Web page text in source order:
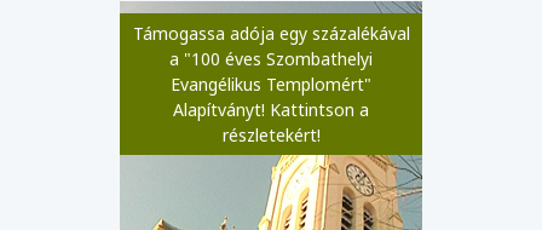
Támogassa adója egy százalékával
a "100 éves Szombathelyi
Evangélikus Templomért"
Alapítványt! Kattintson a
részletekért!